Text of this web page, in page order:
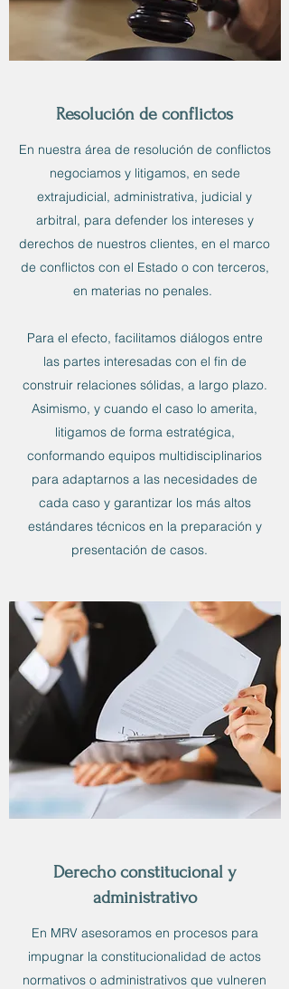
Resolución de conflictos
En nuestra área de resolución de conflictos
negociamos y litigamos, en sede
extrajudicial, administrativa, judicial y
arbitral, para defender los intereses y
derechos de nuestros clientes, en el marco
de conflictos con el Estado o con terceros,
en materias no penales.
Para el efecto, facilitamos diálogos entre
las partes interesadas con el fin de
construir relaciones sólidas, a largo plazo.
Asimismo, y cuando el caso lo amerita,
litigamos de forma estratégica,
conformando equipos multidisciplinarios
para adaptarnos a las necesidades de
cada caso y garantizar los más altos
estándares técnicos en la preparación y
presentación de casos.
Derecho constitucional y
administrativo
En MRV asesoramos en procesos para
impugnar la constitucionalidad de actos
normativos o administrativos que vulneren